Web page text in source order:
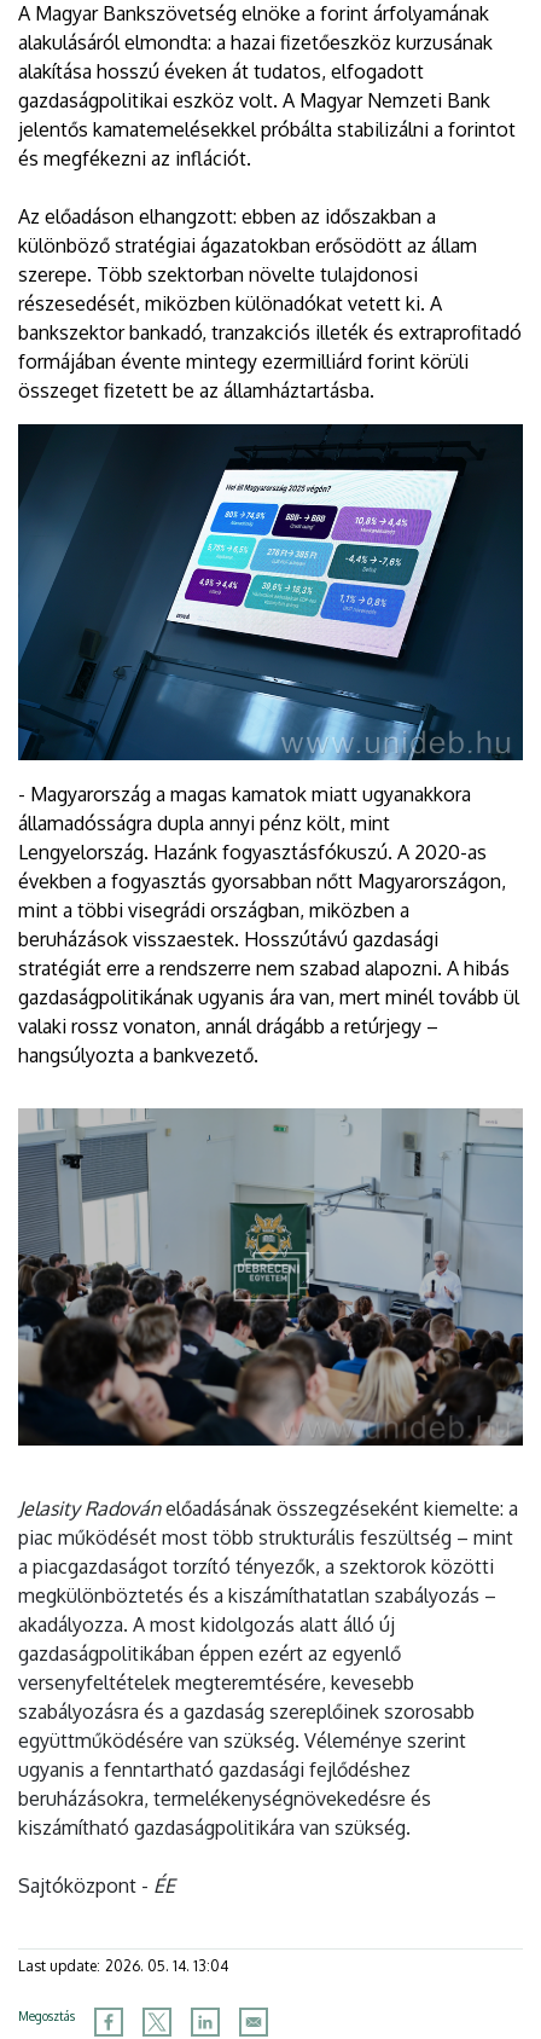
A Magyar Bankszövetség elnöke a forint árfolyamának
alakulásáról elmondta: a hazai fizetőeszköz kurzusának
alakítása hosszú éveken át tudatos, elfogadott
gazdaságpolitikai eszköz volt. A Magyar Nemzeti Bank
jelentős kamatemelésekkel próbálta stabilizálni a forintot
és megfékezni az inflációt.
Az előadáson elhangzott: ebben az időszakban a
különböző stratégiai ágazatokban erősödött az állam
szerepe. Több szektorban növelte tulajdonosi
részesedését, miközben különadókat vetett ki. A
bankszektor bankadó, tranzakciós illeték és extraprofitadó
formájában évente mintegy ezermilliárd forint körüli
összeget fizetett be az államháztartásba.
- Magyarország a magas kamatok miatt ugyanakkora
államadósságra dupla annyi pénz költ, mint
Lengyelország. Hazánk fogyasztásfókuszú. A 2020-as
években a fogyasztás gyorsabban nőtt Magyarországon,
mint a többi visegrádi országban, miközben a
beruházások visszaestek. Hosszútávú gazdasági
stratégiát erre a rendszerre nem szabad alapozni. A hibás
gazdaságpolitikának ugyanis ára van, mert minél tovább ül
valaki rossz vonaton, annál drágább a retúrjegy –
hangsúlyozta a bankvezető.
Jelasity Radovánelőadásának összegzéseként kiemelte: a
piac működését most több strukturális feszültség – mint
a piacgazdaságot torzító tényezők, a szektorok közötti
megkülönböztetés és a kiszámíthatatlan szabályozás –
akadályozza. A most kidolgozás alatt álló új
gazdaságpolitikában éppen ezért az egyenlő
versenyfeltételek megteremtésére, kevesebb
szabályozásra és a gazdaság szereplőinek szorosabb
együttműködésére van szükség. Véleménye szerint
ugyanis a fenntartható gazdasági fejlődéshez
beruházásokra, termelékenységnövekedésre és
kiszámítható gazdaságpolitikára van szükség.
Sajtóközpont - ÉE
Last update: 2026. 05. 14. 13:04
Megosztás